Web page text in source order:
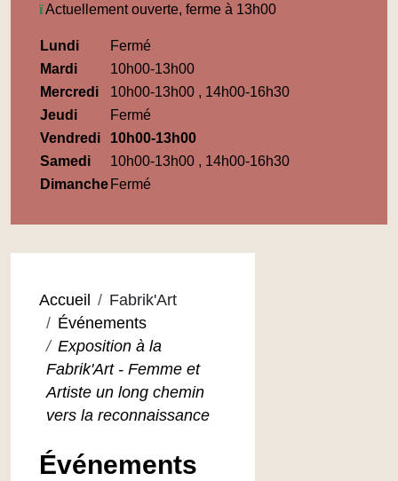
Actuellement ouverte, ferme à 13h00
Horaires
Médiathèque
Maupassant
Lundi
Fermé
Mardi
10h00-13h00
Mercredi
10h00-13h00 , 14h00-16h30
Jeudi
Fermé
Vendredi
10h00-13h00
Samedi
10h00-13h00 , 14h00-16h30
Dimanche Fermé
Accueil
Fabrik'Art
Événements
Exposition à la
Fabrik'Art - Femme et
Artiste un long chemin
vers la reconnaissance
Événements